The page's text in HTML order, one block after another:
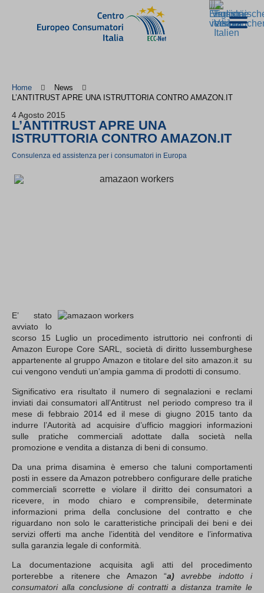
Home
News
L’ANTITRUST APRE UNA ISTRUTTORIA CONTRO AMAZON.IT
4 Agosto 2015
L’ANTITRUST APRE UNA
ISTRUTTORIA CONTRO AMAZON.IT
Consulenza ed assistenza per i consumatori in Europa
E’ stato
avviato lo
scorso 15 Luglio un procedimento istruttorio nei confronti di
Amazon Europe Core SARL, società di diritto lussemburghese
appartenente al gruppo Amazon e titolare del sito amazon.it su
cui vengono venduti un’ampia gamma di prodotti di consumo.
Significativo era risultato il numero di segnalazioni e reclami
inviati dai consumatori all’Antitrust nel periodo compreso tra il
mese di febbraio 2014 ed il mese di giugno 2015 tanto da
indurre l’Autorità ad acquisire d’ufficio maggiori informazioni
sulle pratiche commerciali adottate dalla società nella
promozione e vendita a distanza di beni di consumo.
Da una prima disamina è emerso che taluni comportamenti
posti in essere da Amazon potrebbero configurare delle pratiche
commerciali scorrette e violare il diritto dei consumatori a
ricevere, in modo chiaro e comprensibile, determinate
informazioni prima della conclusione del contratto e che
riguardano non solo le caratteristiche principali dei beni e dei
servizi offerti ma anche l’identità del venditore e l’informativa
sulla garanzia legale di conformità.
La documentazione acquisita agli atti del procedimento
porterebbe a ritenere che Amazon “a)
avrebbe indotto i
consumatori alla conclusione di contratti a distanza tramite le